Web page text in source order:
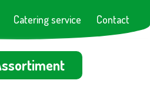
Catering service Contact